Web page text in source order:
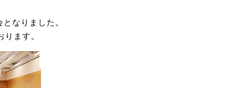
なりました。
ます。